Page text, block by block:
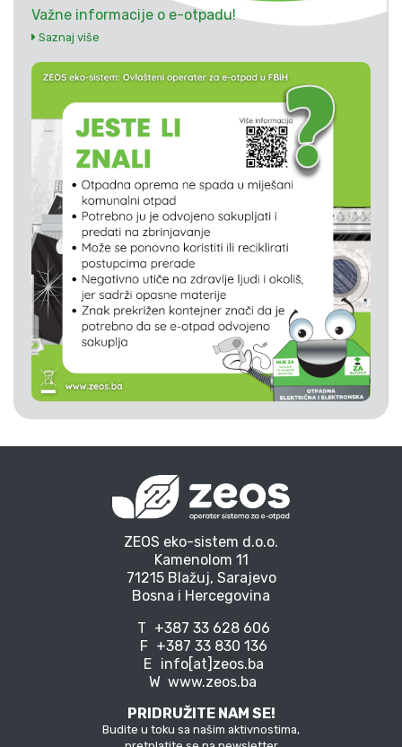
Važne informacije o e-otpadu!
Saznaj više
ZEOS eko-sistem d.o.o.
Kamenolom 11
71215 Blažuj, Sarajevo
Bosna i Hercegovina
T +387 33 628 606
F +387 33 830 136
E info[at]zeos.ba
W www.zeos.ba
PRIDRUŽITE NAM SE!
Budite u toku sa našim aktivnostima,